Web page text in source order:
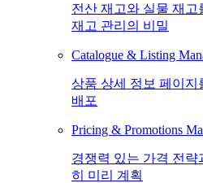
전산 재고와 실물 재
재고 관리의 비밀
Catalogue & Listing
상품 상세 정보 페이지
배포
Pricing & Promotions
경쟁력 있는 가격 전
히 미리 계획